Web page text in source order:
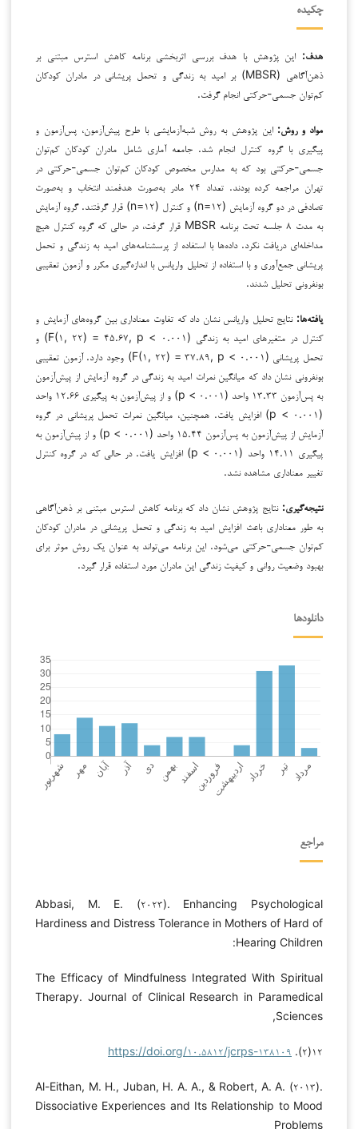
چکیده
هدف: این پژوهش با هدف بررسی اثربخشی برنامه کاهش استرس مبتنی بر
ذهن‌آگاهی (MBSR) بر امید به زندگی و تحمل پریشانی در مادران کودکان
کم‌توان جسمی-حرکتی انجام گرفت.
مواد و روش: این پژوهش به روش شبه‌آزمایشی با طرح پیش‌آزمون، پس‌آزمون و
پیگیری با گروه کنترل انجام شد. جامعه آماری شامل مادران کودکان کم‌توان
جسمی-حرکتی بود که به مدارس مخصوص کودکان کم‌توان جسمی-حرکتی در
تهران مراجعه کرده بودند. تعداد ۲۴ مادر به‌صورت هدفمند انتخاب و به‌صورت
تصادفی در دو گروه آزمایش (n=۱۲) و کنترل (n=۱۲) قرار گرفتند. گروه آزمایش
به مدت ۸ جلسه تحت برنامه MBSR قرار گرفت، در حالی که گروه کنترل هیچ
مداخله‌ای دریافت نکرد. داده‌ها با استفاده از پرسشنامه‌های امید به زندگی و تحمل
پریشانی جمع‌آوری و با استفاده از تحلیل واریانس با اندازه‌گیری مکرر و آزمون تعقیبی
بونفرونی تحلیل شدند.
یافته‌ها: نتایج تحلیل واریانس نشان داد که تفاوت معناداری بین گروه‌های آزمایش و
کنترل در متغیرهای امید به زندگی (F(۱, ۲۲) = ۴۵.۶۷, p < ۰.۰۰۱) و
تحمل پریشانی (F(۱, ۲۲) = ۳۷.۸۹, p < ۰.۰۰۱) وجود دارد. آزمون تعقیبی
بونفرونی نشان داد که میانگین نمرات امید به زندگی در گروه آزمایش از پیش‌آزمون
به پس‌آزمون ۱۳.۳۳ واحد (p < ۰.۰۰۱) و از پیش‌آزمون به پیگیری ۱۲.۶۶ واحد
(p < ۰.۰۰۱) افزایش یافت. همچنین، میانگین نمرات تحمل پریشانی در گروه
آزمایش از پیش‌آزمون به پس‌آزمون ۱۵.۴۴ واحد (p < ۰.۰۰۱) و از پیش‌آزمون به
پیگیری ۱۴.۱۱ واحد (p < ۰.۰۰۱) افزایش یافت. در حالی که در گروه کنترل
تغییر معناداری مشاهده نشد.
نتیجه‌گیری: نتایج پژوهش نشان داد که برنامه کاهش استرس مبتنی بر ذهن‌آگاهی
به طور معناداری باعث افزایش امید به زندگی و تحمل پریشانی در مادران کودکان
کم‌توان جسمی-حرکتی می‌شود. این برنامه می‌تواند به عنوان یک روش موثر برای
بهبود وضعیت روانی و کیفیت زندگی این مادران مورد استفاده قرار گیرد.
دانلودها
مراجع
Abbasi, M. E. (۲۰۲۳). Enhancing Psychological
Hardiness and Distress Tolerance in Mothers of Hard of
Hearing Children:
The Efficacy of Mindfulness Integrated With Spiritual
Therapy. Journal of Clinical Research in Paramedical
Sciences,
۱۲(۲). https://doi.org/۱۰.۵۸۱۲/jcrps-۱۳۸۱۰۹
Al-Eithan, M. H., Juban, H. A. A., & Robert, A. A. (۲۰۱۳).
Dissociative Experiences and Its Relationship to Mood
Problems